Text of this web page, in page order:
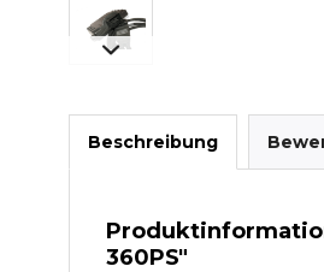
Beschreibung
360PS"